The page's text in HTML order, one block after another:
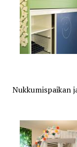
Nukkumispaikan